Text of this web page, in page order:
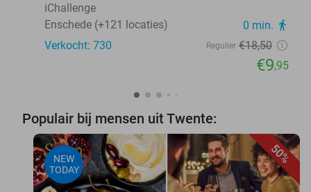
iChallenge
Enschede (+121 locaties)
0 min. directions_walk
Verkocht: 730 Regulier €18,50
€9,95
Populair bij mensen uit Twente:
50%
NEW
TODAY